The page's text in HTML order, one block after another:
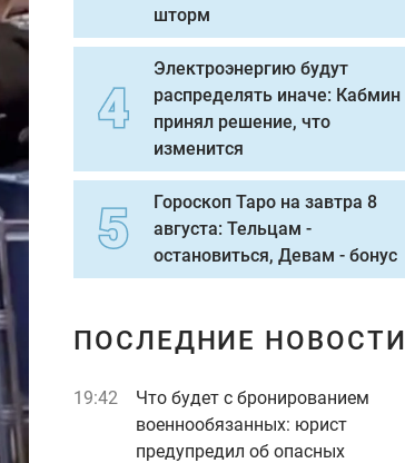
шторм
Электроэнергию будут
распределять иначе: Кабмин
принял решение, что
изменится
Гороскоп Таро на завтра 8
августа: Тельцам -
остановиться, Девам - бонус
ПОСЛЕДНИЕ НОВОСТИ
19:42
Что будет с бронированием
военнообязанных: юрист
предупредил об опасных